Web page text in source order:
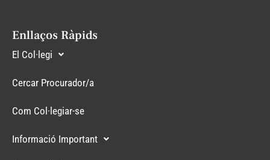
Enllaços Ràpids
El Col·legi
Cercar Procurador/a
Com Col·legiar-se
Informació Important